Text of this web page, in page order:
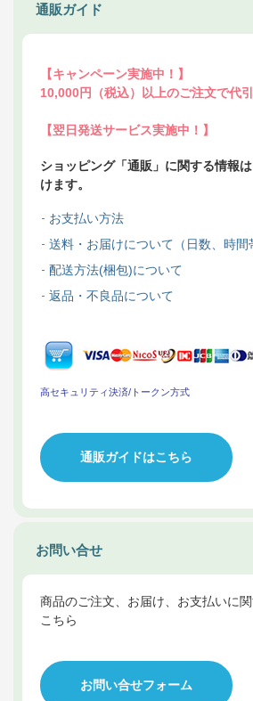
通販ガイド
【キャンペーン実施中！】
10,000円（税込）以上のご注文で代
【翌日発送サービス実施中！】
ショッピング「通販」に関する情報
けます。
お支払い方法
送料・お届けについて（日数、時間
配送方法(梱包)について
返品・不良品について
高セキュリティ決済/トークン方式
通販ガイドはこちら
お問い合せ
商品のご注文、お届け、お支払いに
こちら
お問い合せフォーム